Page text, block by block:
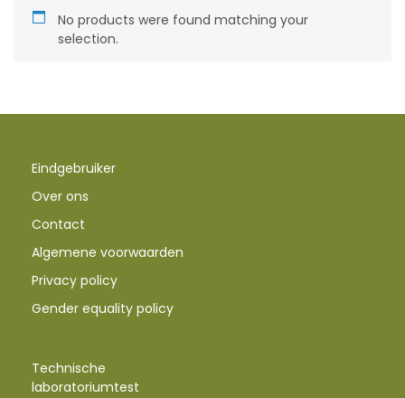
No products were found matching your
selection.
Eindgebruiker
Over ons
Contact
Algemene voorwaarden
Privacy policy
Gender equality policy
Technische
laboratoriumtest